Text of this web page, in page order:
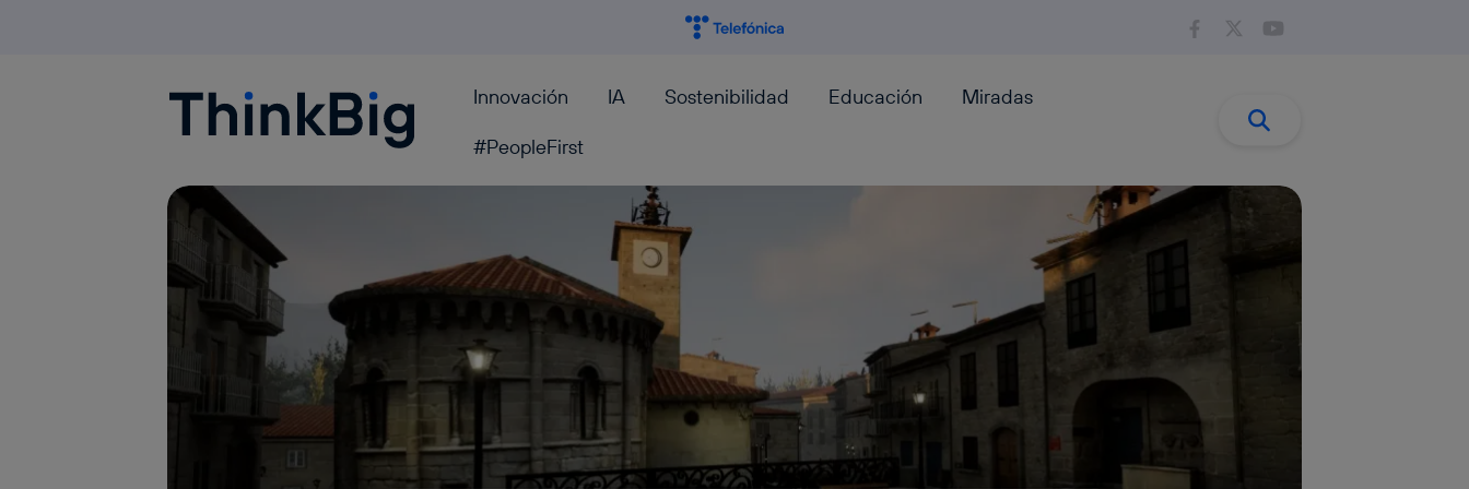
Blogthinkbig.com Innovación IA Sostenibilidad Educación
Miradas
#PeopleFirst
Buscar